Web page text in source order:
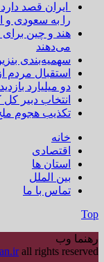
ایران قصد
را به سعودی و
هند و چین
می‌دهند
سهمیه‌بندی
استقبال
دو میلیارد
انتخاب دبیر
تکذیب هجوم
خانه
اقتصادی
استان ها
بین الملل
تماس با ما
Top
رهنما وب
all rights reserved